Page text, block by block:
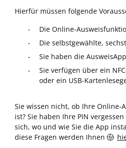
Hierfür müssen folgende
Die Online-
Die selbstgewählte,
Sie haben die
Sie verfügen über ein
oder ein USB-
Sie wissen nicht, ob Ihre Online-
ist? Sie haben Ihre PIN
sich, wo und wie Sie die App
diese Fragen werden Ihnen